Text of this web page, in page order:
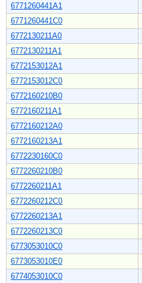
6771260441A1
6771260441C0
6772130211A0
6772130211A1
6772153012A1
6772153012C0
6772160210B0
6772160211A1
6772160212A0
6772160213A1
6772230160C0
6772260210B0
6772260211A1
6772260212C0
6772260213A1
6772260213C0
6773053010C0
6773053010E0
6774053010C0